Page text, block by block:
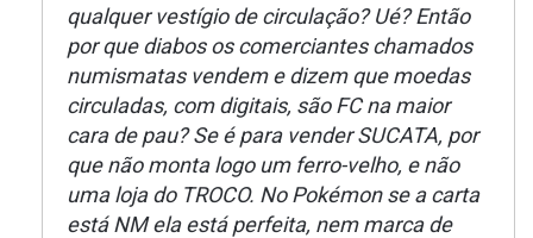
qualquer vestígio de circulação? Ué? Então
por que diabos os comerciantes chamados
numismatas vendem e dizem que moedas
circuladas, com digitais, são FC na maior
cara de pau? Se é para vender SUCATA, por
que não monta logo um ferro-velho, e não
uma loja do TROCO. No Pokémon se a carta
está NM ela está perfeita, nem marca de